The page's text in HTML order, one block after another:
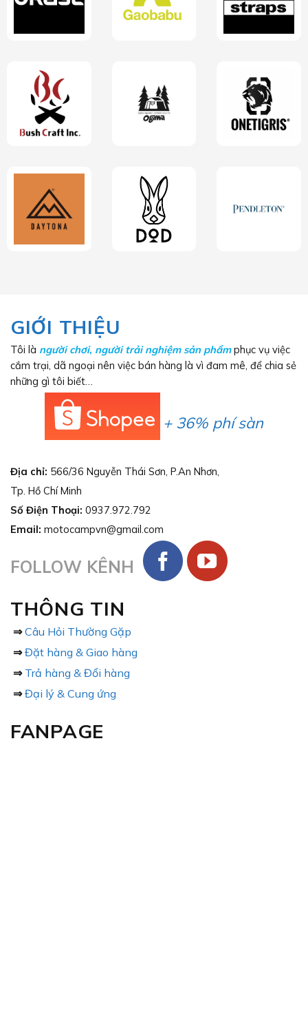
GIỚI THIỆU
Tôi là người chơi, người trải nghiệm sản phẩmphục vụ việc
cắm trại, dã ngoại nên việc bán hàng là vì đam mê, để chia sẻ
những gì tôi biết…
+ 36% phí sàn
Địa chỉ: 566/36 Nguyễn Thái Sơn, P.An Nhơn,
Tp. Hồ Chí Minh
Số Điện Thoại: 0937.972.792
Email: motocampvn@gmail.com
FOLLOW KÊNH
THÔNG TIN
⇒ Câu Hỏi Thường Gặp
⇒ Đặt hàng & Giao hàng
⇒ Trả hàng & Đổi hàng
⇒ Đại lý & Cung ứng
FANPAGE